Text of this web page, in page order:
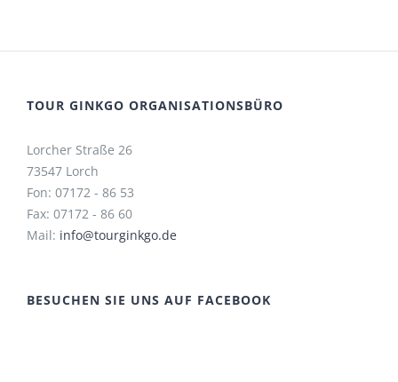
TOUR GINKGO ORGANISATIONSBÜRO
Lorcher Straße 26
73547 Lorch
Fon: 07172 - 86 53
Fax: 07172 - 86 60
Mail: info@tourginkgo.de
BESUCHEN SIE UNS AUF FACEBOOK